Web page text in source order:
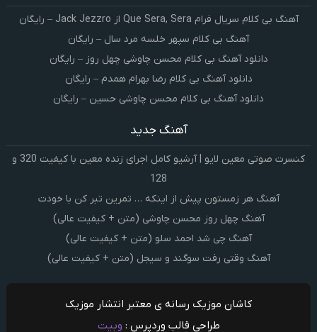
آهنگ بی کلام سریال فرام Que Sera, Sera از Jack Jezzro – رایگان
آهنگ بی کلام سپهر خلسه مرد سال – رایگان
دانلود آهنگ بی کلام محسن چاوشی چهل روز – رایگان
دانلود آهنگ بی کلام رضا بهرام همدم – رایگان
دانلود آهنگ بی کلام محسن چاوشی حسین – رایگان
آهنگ جدید
کنسرت صوتی معین لایو | آرشیو کامل اجرای زنده معین با کیفیت 320 و
128
آهنگ هر زمستون پیش از اینکه … تمرین تبر کن با خودت
آهنگ چهل روز محسن چاوشی (متن + کیفیت عالی)
آهنگ چی شد احمد سلو (متن + کیفیت عالی)
آهنگ وقتی رفت سوگند و سیجل (متن + کیفیت عالی)
کاشان موزیک رسانه ی معتبر انتشار موزیک
طراحی قالب وردپرس : وبیت